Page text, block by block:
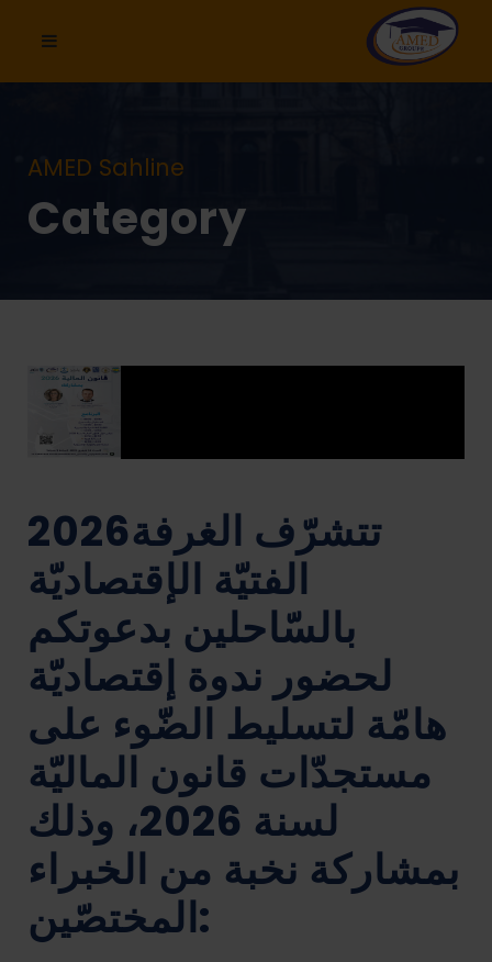
AMED Sahline
Category
2026تتشرّف الغرفة
الفتيّة الإقتصاديّة
بالسّاحلين بدعوتكم
لحضور ندوة إقتصاديّة
هامّة لتسليط الضّوء على
مستجدّات قانون الماليّة
لسنة 2026، وذلك
بمشاركة نخبة من الخبراء
المختصّين: